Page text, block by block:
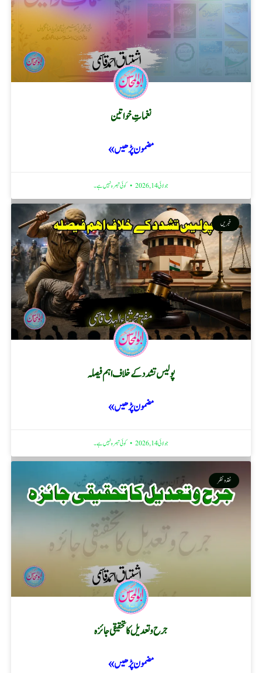
نغماتِ خواتین
مضمون پڑھیں »
جولائی 14, 2026 کوئی تبصرہ نہیں ہے۔
خبریں
پولیس تشدد کے خلاف اہم فیصلہ
مضمون پڑھیں »
جولائی 14, 2026 کوئی تبصرہ نہیں ہے۔
نقد ونظر
جرح و تعدیل کا تحقیقی جائزہ
مضمون پڑھیں »